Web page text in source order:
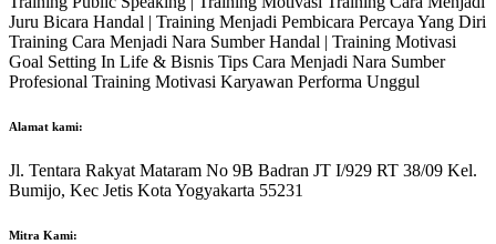
Juru Bicara Handal | Training Menjadi Pembicara Percaya Yang Diri
Training Cara Menjadi Nara Sumber Handal | Training Motivasi
Goal Setting In Life & Bisnis Tips Cara Menjadi Nara Sumber
Profesional Training Motivasi Karyawan Performa Unggul
Alamat kami:
Jl. Tentara Rakyat Mataram No 9B Badran JT I/929 RT 38/09 Kel.
Bumijo, Kec Jetis Kota Yogyakarta 55231
Mitra Kami: